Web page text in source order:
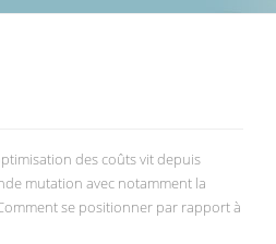
des coûts vit depuis
mutation avec notamment la
se positionner par rapport à